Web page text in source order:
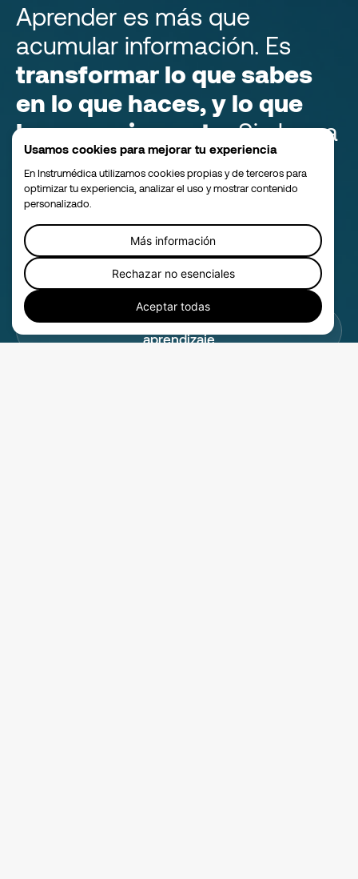
Aprender es más que
acumular información. Es
transformar lo que sabes
en lo que haces, y lo que
haces en impacto.Si alguna
de estas experiencias
resuena contigo, o deseas
acompañamiento para crear
una propia,estoy aquí para
conversar.
Diseñemos juntos tu experiencia de
aprendizaje
Usamos cookies para mejorar tu experiencia
En Instrumédica utilizamos cookies propias y de terceros para
optimizar tu experiencia, analizar el uso y mostrar contenido
personalizado.
Más información
Rechazar no esenciales
Aceptar todas